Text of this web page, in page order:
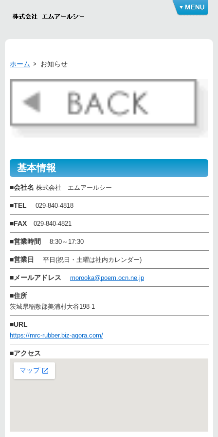
ホーム お知らせ
基本情報
■会社名 株式会社 エムアールシー
■TEL 029-840-4818
■FAX 029-840-4821
■営業時間 8:30～17:30
■営業日 平日(祝日・土曜は社内カレンダー)
■メールアドレス morooka@poem.ocn.ne.jp
■住所
茨城県稲敷郡美浦村大谷198-1
■URL
https://mrc-rubber.biz-agora.com/
■アクセス